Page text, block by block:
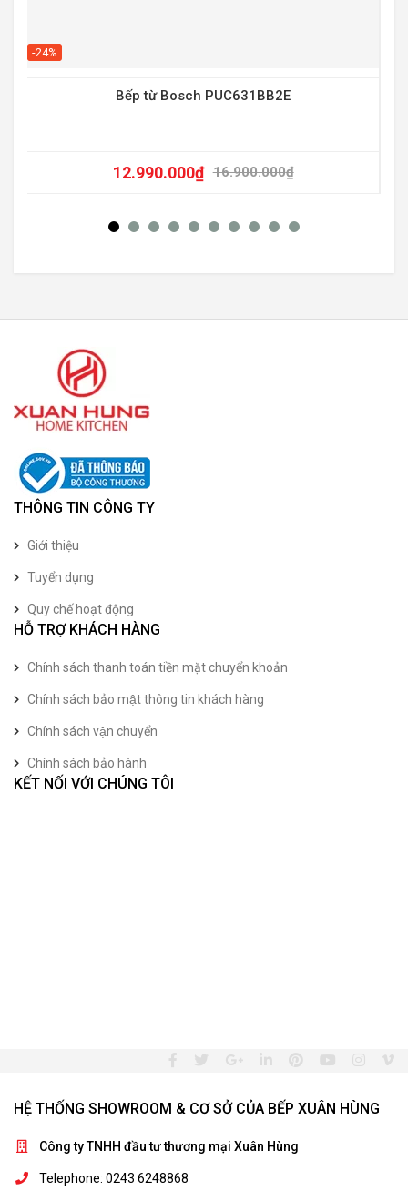
-24%
Bếp từ Bosch PUC631BB2E
16.900.000₫
12.990.000₫
THÔNG TIN CÔNG TY
Giới thiệu
Tuyển dụng
Quy chế hoạt động
HỖ TRỢ KHÁCH HÀNG
Chính sách thanh toán tiền mặt chuyển khoản
Chính sách bảo mật thông tin khách hàng
Chính sách vận chuyển
Chính sách bảo hành
KẾT NỐI VỚI CHÚNG TÔI
HỆ THỐNG SHOWROOM & CƠ SỞ CỦA BẾP XUÂN HÙNG
Công ty TNHH đầu tư thương mại Xuân Hùng
Telephone: 0243 6248868